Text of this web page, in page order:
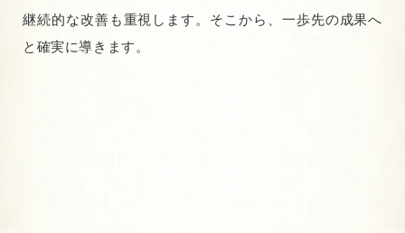
継続的な改善も重視します。そこから、一歩先の成果へ
と確実に導きます。